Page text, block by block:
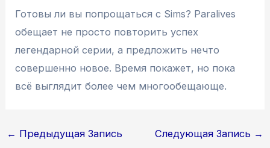
Готовы ли вы попрощаться с Sims? Paralives
обещает не просто повторить успех
легендарной серии, а предложить нечто
совершенно новое. Время покажет, но пока
всё выглядит более чем многообещающе.
Навигация
← Предыдущая Запись Следующая Запись →